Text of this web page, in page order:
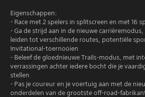
Eigenschappen:
- Race met 2 spelers in splitscreen en met 16
- Ga de strijd aan in de nieuwe
leiden tot verschillende routes, potentiële
Invitational-toernooien
- Beleef de gloednieuwe Trails-modus, met
verrassingen achter iedere bocht die je
stellen
- Pas je coureur en je voertuig aan met de
onderdelen van de grootste off-road-